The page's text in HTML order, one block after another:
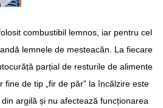
combustibil lemnos, iar pentru cel
lemnele de mesteacăn. La fiecare
parțial de resturile de alimente
fine de tip „fir de păr” la încălzire este
argilă și nu afectează funcționarea